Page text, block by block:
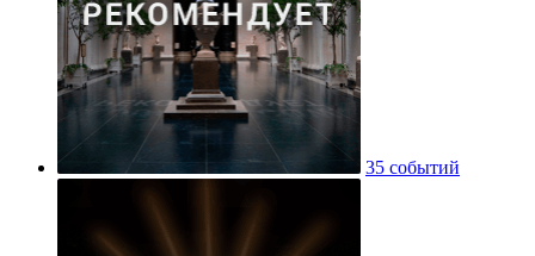
35 событий